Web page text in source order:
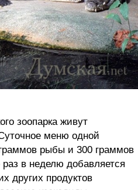
зоопарка живут
меню одной
рыбы и 300 граммов
в неделю добавляется
других продуктов